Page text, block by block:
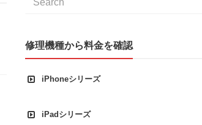
修理機種から料金を確認
iPhoneシリーズ
iPadシリーズ